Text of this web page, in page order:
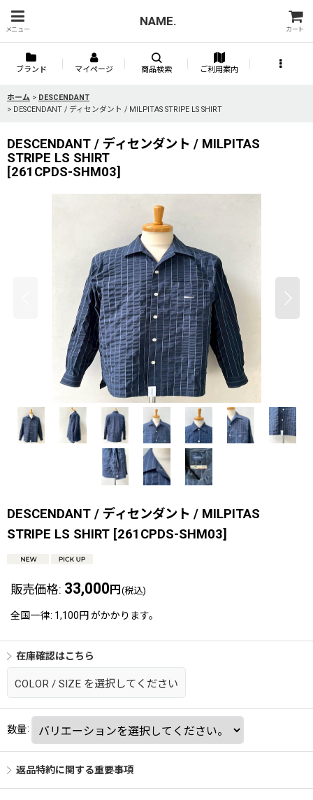
メニュー
NAME.
カート
ブランド マイページ 商品検索 ご利用案内
ホーム > DESCENDANT
> DESCENDANT / ディセンダント / MILPITAS STRIPE LS SHIRT
DESCENDANT / ディセンダント / MILPITAS
STRIPE LS SHIRT
[261CPDS-SHM03]
DESCENDANT / ディセンダント / MILPITAS
STRIPE LS SHIRT [261CPDS-SHM03]
販売価格: 33,000 円 (税込)
全国一律: 1,100円 がかかります。
在庫確認はこちら
COLOR / SIZE を選択してください
数量:
返品特約に関する重要事項